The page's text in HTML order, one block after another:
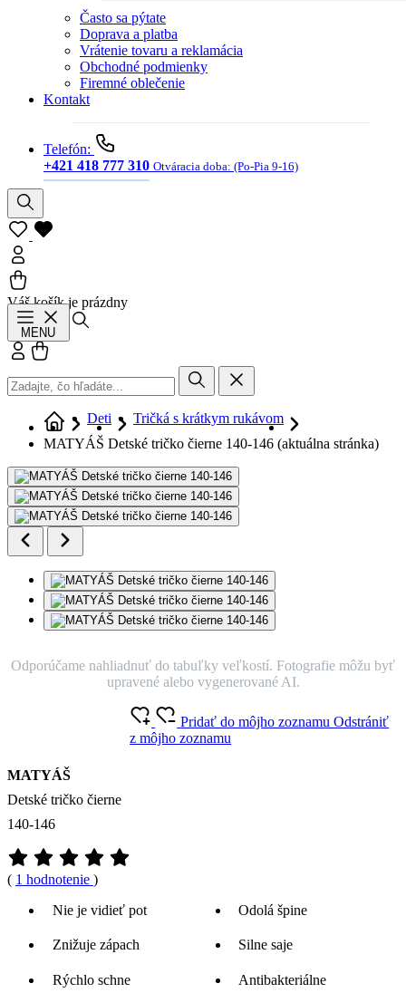
Často sa pýtate
Doprava a platba
Vrátenie tovaru a reklamácia
Obchodné podmienky
Firemné oblečenie
Kontakt
Telefón:
+421 418 777 310 Otváracia doba: (Po-Pia 9-16)
Váš košík je prázdny
MENU
Prihlásiť sa
Deti
Tričká s krátkym rukávom
MATYÁŠ Detské tričko čierne 140-146 (aktuálna stránka)
Odporúčame nahliadnuť do tabuľky veľkostí. Fotografie môžu byť
upravené alebo vygenerované AI.
MATYÁŠ
Detské tričko čierne
140-146
Pridať do môjho zoznamuOdstrániť
z môjho zoznamu
( 1 hodnotenie )
Nie je vidieť pot
Odolá špine
Znižuje zápach Silne saje
Rýchlo schne Antibakteriálne